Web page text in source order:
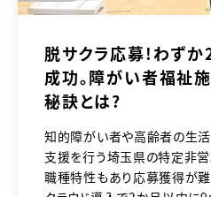
脱サクラ応募！わず
成功。障がい者福祉
秘訣とは？
知的障がい者や高齢者の生
支援を行う埼玉県の特定非
職種特性もあり応募獲得が難